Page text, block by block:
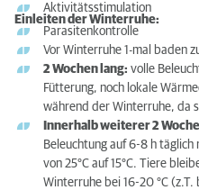
Aktivitätsstimulation
Einleiten der Winterruhe:
Parasitenkontrolle
Vor Winterruhe 1-mal baden
2 Wochen lang: volle
Fütterung, noch lokale
während der Winterruhe, da
Innerhalb weiterer 2
Beleuchtung auf 6-8 h
von 25°C auf 15°C. Tiere
Winterruhe bei 16-20 °C (z.T.